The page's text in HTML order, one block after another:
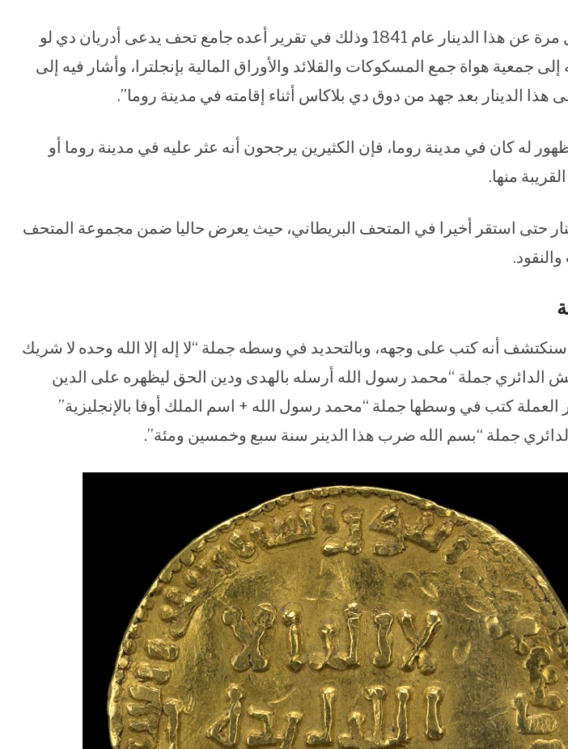
سمع العالم لأول مرة عن هذا الدينار عام 1841 وذلك في تقرير أعده جامع تحف يدعى أدريان دي لو
إلى جمعية هواة جمع المسكوكات والقلائد والأوراق المالية بإنجلترا، وأشار فيه إلى
هذا الدينار بعد جهد من دوق دي بلاكاس أثناء إقامته في مدينة روما”.
له كان في مدينة روما، فإن الكثيرين يرجحون أنه عثر عليه في مدينة روما أو
منها.
حتى استقر أخيرا في المتحف البريطاني، حيث يعرض حاليا ضمن مجموعة المتحف
سنكتشف أنه كتب على وجهه، وبالتحديد في وسطه جملة “لا إله إلا الله وحده لا شريك
الدائري جملة “محمد رسول الله أرسله بالهدى ودين الحق ليظهره على الدين
كتب في وسطها جملة “محمد رسول الله + اسم الملك أوفا بالإنجليزية”
جملة “بسم الله ضرب هذا الدينر سنة سبع وخمسين ومئة”.